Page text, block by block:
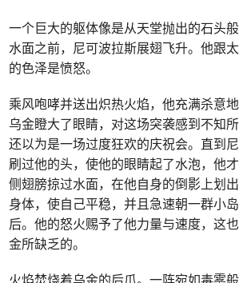
一个巨大的躯体像是从天堂抛出的石头
水面之前，尼可波拉斯展翅飞升。他跟
的色泽是愤怒。
乘风咆哮并送出炽热火焰，他充满杀意地
乌金瞪大了眼睛，对这场突袭感到不知
还以为是一场过度狂欢的庆祝会。直到
刷过他的头，使他的眼睛起了水泡，他
侧翅膀掠过水面，在他自身的倒影上划
身体，使自己平稳，并且急速朝一群小
后。他的怒火赐予了他力量与速度，这
金所缺乏的。